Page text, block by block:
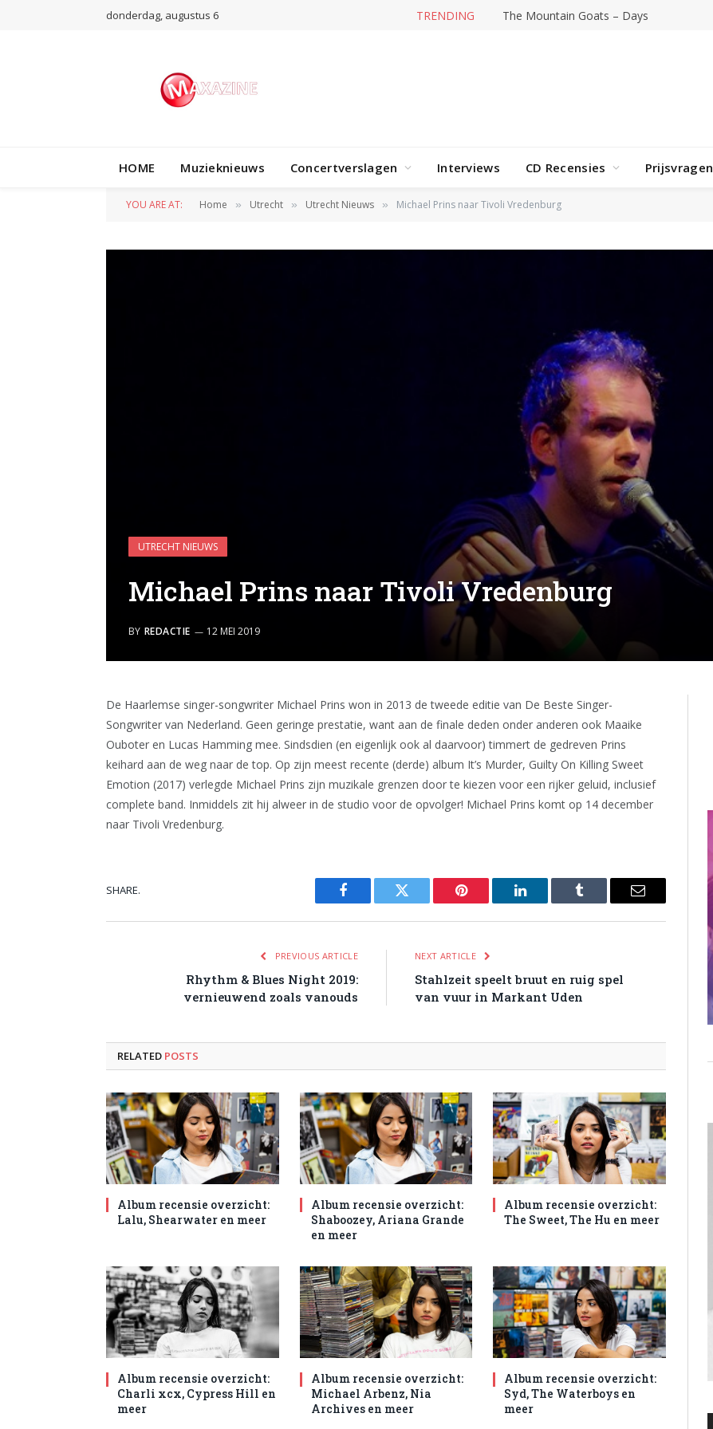
donderdag, augustus 6 TRENDING The Mountain Goats – Days
HOME Muzieknieuws Concertverslagen Interviews CD Recensies Prijsvragen
YOU ARE AT: Home » Utrecht » Utrecht Nieuws » Michael Prins naar Tivoli Vredenburg
UTRECHT NIEUWS
Michael Prins naar Tivoli Vredenburg
BY REDACTIE 12 MEI 2019
De Haarlemse singer-songwriter Michael Prins won in 2013 de tweede editie van De Beste Singer-
Songwriter van Nederland. Geen geringe prestatie, want aan de finale deden onder anderen ook Maaike
Ouboter en Lucas Hamming mee. Sindsdien (en eigenlijk ook al daarvoor) timmert de gedreven Prins
keihard aan de weg naar de top. Op zijn meest recente (derde) album It’s Murder, Guilty On Killing Sweet
Emotion (2017) verlegde Michael Prins zijn muzikale grenzen door te kiezen voor een rijker geluid, inclusief
complete band. Inmiddels zit hij alweer in de studio voor de opvolger! Michael Prins komt op 14 december
naar Tivoli Vredenburg.
SHARE.
Facebook Twitter Pinterest LinkedIn Tumblr Email
PREVIOUS ARTICLE
Rhythm & Blues Night 2019:
vernieuwend zoals vanouds
NEXT ARTICLE
Stahlzeit speelt bruut en ruig spel
van vuur in Markant Uden
RELATED POSTS
Album recensie overzicht:
Lalu, Shearwater en meer
Album recensie overzicht:
Shaboozey, Ariana Grande
en meer
Album recensie overzicht:
The Sweet, The Hu en meer
Album recensie overzicht:
Charli xcx, Cypress Hill en
meer
Album recensie overzicht:
Michael Arbenz, Nia
Archives en meer
Album recensie overzicht:
Syd, The Waterboys en
meer